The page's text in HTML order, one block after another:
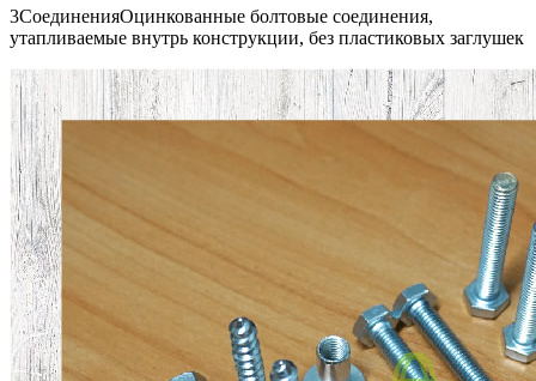
3СоединенияОцинкованные болтовые соединения,
утапливаемые внутрь конструкции, без пластиковых заглушек